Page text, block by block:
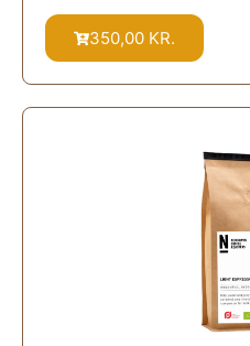
350,00 KR.